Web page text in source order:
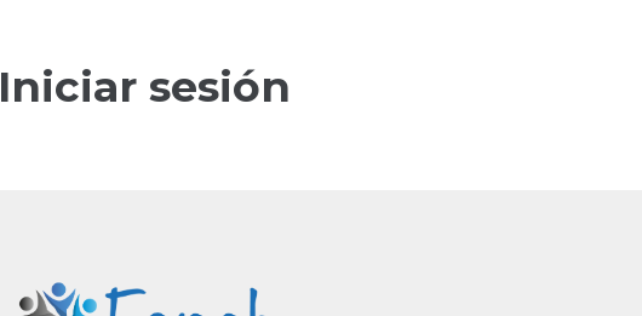
Iniciar sesión